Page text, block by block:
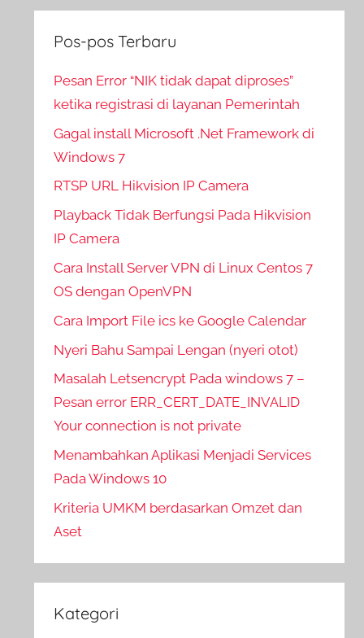
Pos-pos Terbaru
Pesan Error “NIK tidak dapat diproses”
ketika registrasi di layanan Pemerintah
Gagal install Microsoft .Net Framework di
Windows 7
RTSP URL Hikvision IP Camera
Playback Tidak Berfungsi Pada Hikvision
IP Camera
Cara Install Server VPN di Linux Centos 7
OS dengan OpenVPN
Cara Import File ics ke Google Calendar
Nyeri Bahu Sampai Lengan (nyeri otot)
Masalah Letsencrypt Pada windows 7 –
Pesan error ERR_CERT_DATE_INVALID
Your connection is not private
Menambahkan Aplikasi Menjadi Services
Pada Windows 10
Kriteria UMKM berdasarkan Omzet dan
Aset
Kategori